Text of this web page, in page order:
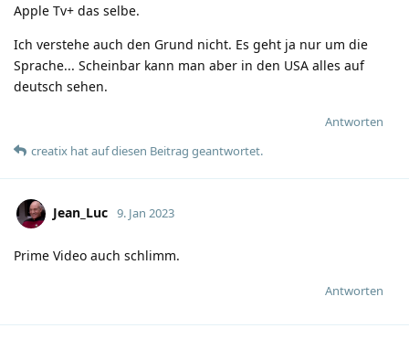
Apple Tv+ das selbe.
Ich verstehe auch den Grund nicht. Es geht ja nur um die
Sprache... Scheinbar kann man aber in den USA alles auf
deutsch sehen.
Antworten
creatix hatauf diesen Beitrag geantwortet.
Jean_Luc 9. Jan 2023
Prime Video auch schlimm.
Antworten